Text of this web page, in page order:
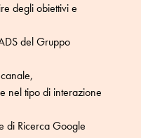
degli obiettivi e
del Gruppo
nel tipo di interazione
di Ricerca Google